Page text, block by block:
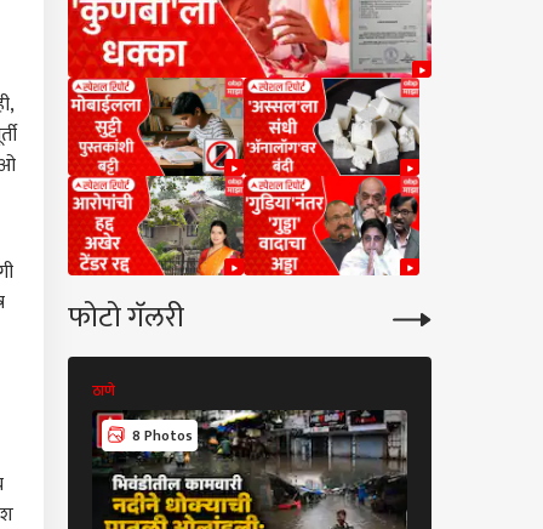
फोटो गॅलरी
ठाणे
8 Photos